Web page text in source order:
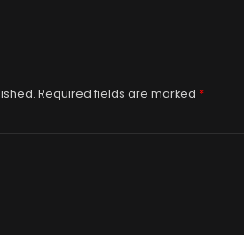
Required fields are marked *